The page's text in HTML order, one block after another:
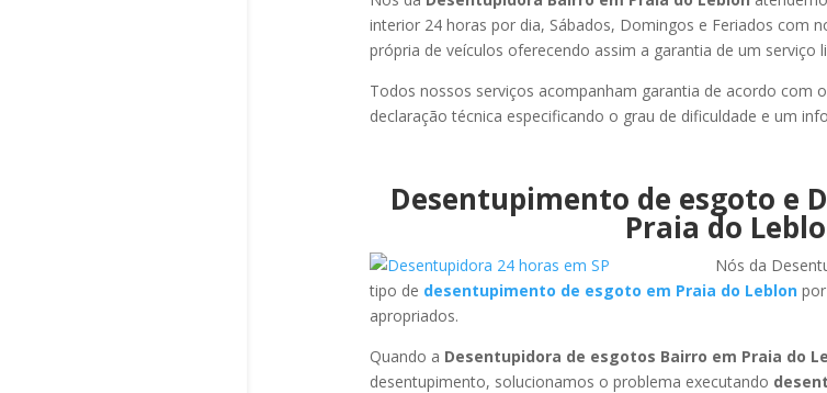
interior 24 horas por dia, Sábados, Domingos e Feriados com
própria de veículos oferecendo assim a garantia de um serviço
Todos nossos serviços acompanham garantia de acordo com
declaração técnica especificando o grau de dificuldade e um
Desentupimento de esgoto e
Praia do
Nós da
tipo de desentupimento de esgoto em Praia do Leblonpor
apropriados.
Quando a Desentupidora de esgotos Bairro em Praia do
desentupimento, solucionamos o problema executando